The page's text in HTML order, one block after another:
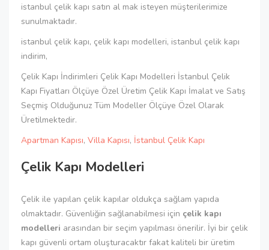
istanbul çelik kapı satın al mak isteyen müşterilerimize
sunulmaktadır.
istanbul çelik kapı, çelik kapı modelleri, istanbul çelik kapı
indirim,
Çelik Kapı İndirimleri Çelik Kapı Modelleri İstanbul Çelik
Kapı Fiyatları Ölçüye Özel Üretim Çelik Kapı İmalat ve Satış
Seçmiş Olduğunuz Tüm Modeller Ölçüye Özel Olarak
Üretilmektedir.
Apartman Kapısı, Villa Kapısı, İstanbul Çelik Kapı
Çelik Kapı Modelleri
Çelik ile yapılan çelik kapılar oldukça sağlam yapıda
olmaktadır. Güvenliğin sağlanabilmesi için çelik kapı
modelleri arasından bir seçim yapılması önerilir. İyi bir çelik
kapı güvenli ortam oluşturacaktır fakat kaliteli bir üretim